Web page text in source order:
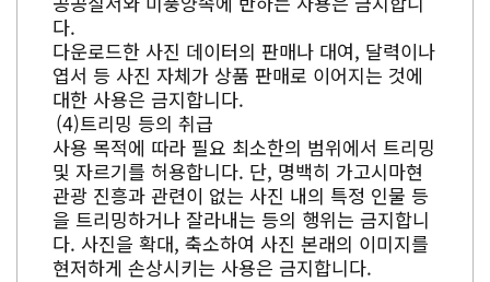
다.
다운로드한 사진 데이터의 판매나 대여, 달력이나
엽서 등 사진 자체가 상품 판매로 이어지는 것에
대한 사용은 금지합니다.
트리밍 등의 취급
사용 목적에 따라 필요 최소한의 범위에서 트리밍
및 자르기를 허용합니다. 단, 명백히 가고시마현
관광 진흥과 관련이 없는 사진 내의 특정 인물 등
을 트리밍하거나 잘라내는 등의 행위는 금지합니
다. 사진을 확대, 축소하여 사진 본래의 이미지를
현저하게 손상시키는 사용은 금지합니다.